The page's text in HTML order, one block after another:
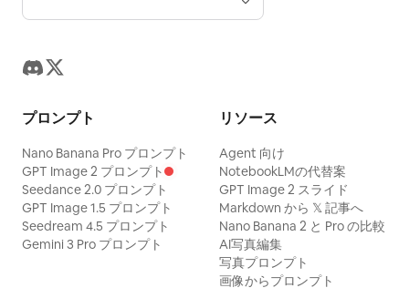
プロンプト
Nano Banana Pro プロンプト
GPT Image 2 プロンプト
Seedance 2.0 プロンプト
GPT Image 1.5 プロンプト
Seedream 4.5 プロンプト
Gemini 3 Pro プロンプト
リソース
Agent 向け
NotebookLMの代替案
GPT Image 2 スライド
Markdown から 𝕏 記事へ
Nano Banana 2 と Pro の比較
AI写真編集
写真プロンプト
画像からプロンプト